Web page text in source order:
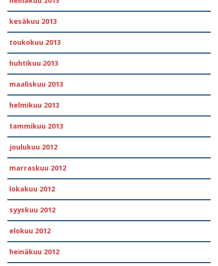
kesäkuu 2013
toukokuu 2013
huhtikuu 2013
maaliskuu 2013
helmikuu 2013
tammikuu 2013
joulukuu 2012
marraskuu 2012
lokakuu 2012
syyskuu 2012
elokuu 2012
heinäkuu 2012